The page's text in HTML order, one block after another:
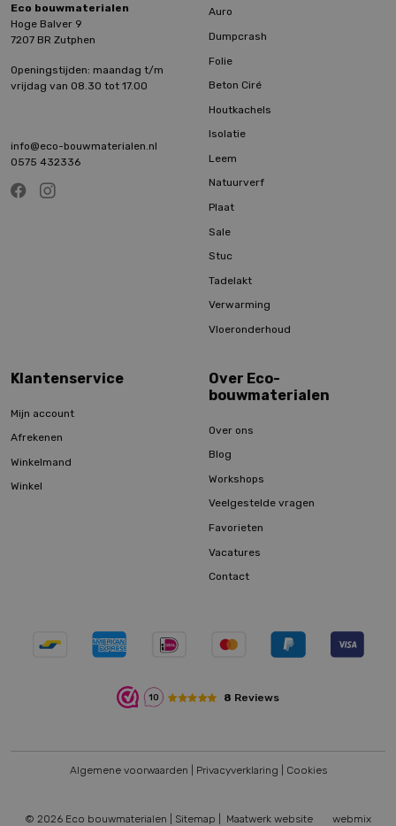
Eco bouwmaterialen
Hoge Balver 9
7207 BR Zutphen
Openingstijden: maandag t/m
vrijdag van 08.30 tot 17.00
info@eco-bouwmaterialen.nl
0575 432336
Auro
Dumpcrash
Folie
Beton Ciré
Houtkachels
Isolatie
Leem
Natuurverf
Plaat
Sale
Stuc
Tadelakt
Verwarming
Vloeronderhoud
Klantenservice
Mijn account
Afrekenen
Winkelmand
Winkel
Over Eco-
bouwmaterialen
Over ons
Blog
Workshops
Veelgestelde vragen
Favorieten
Vacatures
Contact
10 8 Reviews
© 2026 Eco bouwmaterialen | Sitemap Maatwerk website webmix
Algemene voorwaarden Privacyverklaring Cookies